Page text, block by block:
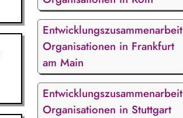
Entwicklungszusammenarbeit
Organisationen in Frankfurt
am Main
Entwicklungszusammenarbeit
Organisationen in Stuttgart